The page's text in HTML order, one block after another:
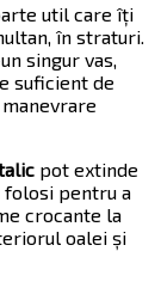
util care îți
în straturi.
singur vas,
suficient de
pot extinde
pentru a
crocante la
oalei și